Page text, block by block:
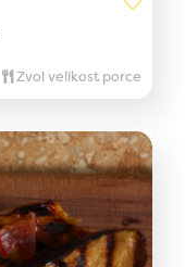
Zvol velikost porce